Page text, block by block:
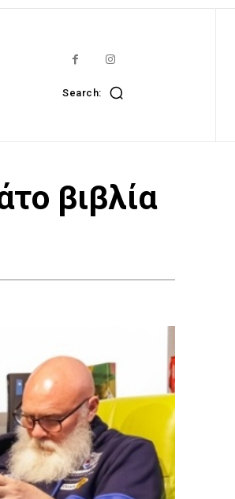
Search:
βιβλία